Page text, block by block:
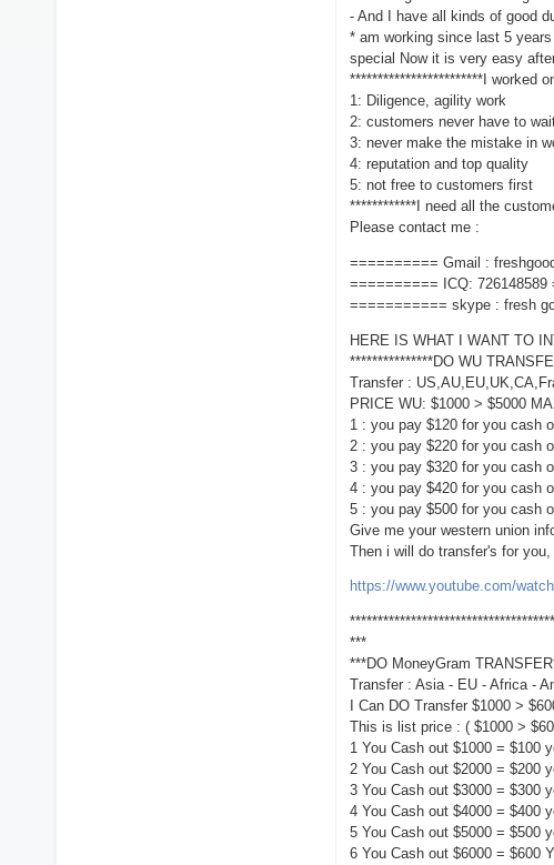
- And I have all kinds of good
* am working since last 5
special Now it is very easy
************************I worked
1: Diligence, agility work
2: customers never have to
3: never make the mistake in
4: reputation and top quality
5: not free to customers first
************I need all the
Please contact me :
========== Gmail :
========== ICQ: 726148589
=========== skype : fresh
HERE IS WHAT I WANT TO
***************DO WU
Transfer :
PRICE WU: $1000 > $5000
1 : you pay $120 for you cash
2 : you pay $220 for you cash
3 : you pay $320 for you cash
4 : you pay $420 for you cash
5 : you pay $500 for you cash
Give me your western union
Then i will do transfer's for
https://www.youtube.com/
***
***DO MoneyGram
Transfer : Asia - EU - Africa -
I Can DO Transfer $1000 >
This is list price : ( $1000 >
1 You Cash out $1000 = $100
2 You Cash out $2000 = $200
3 You Cash out $3000 = $300
4 You Cash out $4000 = $400
5 You Cash out $5000 = $500
6 You Cash out $6000 = $600